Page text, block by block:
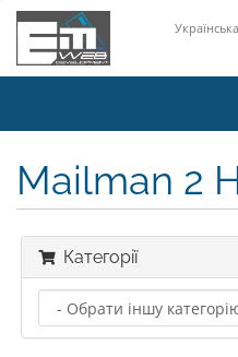
Українська
Mailman 2
Категорії